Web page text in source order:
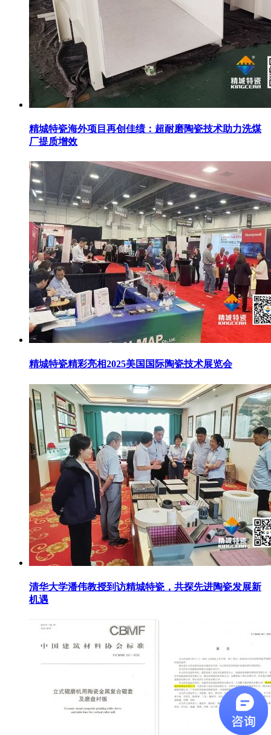
精城特瓷海外项目再创佳绩：超耐磨陶瓷技术助力洗煤
厂提质增效
精城特瓷精彩亮相2025美国国际陶瓷技术展览会
清华大学潘伟教授到访精城特瓷，共探先进陶瓷发展新
机遇